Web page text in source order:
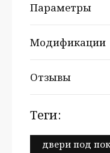
Параметры
Модификации
Отзывы
теги:
двери под